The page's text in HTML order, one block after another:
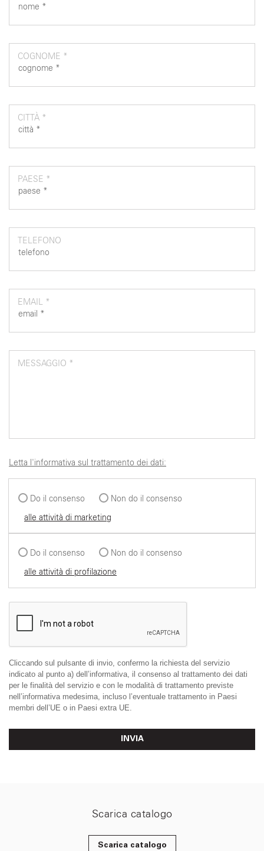
COGNOME *
CITTÀ *
PAESE *
TELEFONO
EMAIL *
MESSAGGIO *
Letta l'informativa sul trattamento dei dati:
Do il consenso
Non do il consenso
alle attività di marketing
Do il consenso
Non do il consenso
alle attività di profilazione
Cliccando sul pulsante di invio, confermo la richiesta del servizio
indicato al punto a) dell’informativa, il consenso al trattamento dei dati
per le finalità del servizio e con le modalità di trattamento previste
nell’informativa medesima, incluso l’eventuale trattamento in Paesi
membri dell’UE o in Paesi extra UE.
INVIA
Scarica catalogo
Scarica catalogo